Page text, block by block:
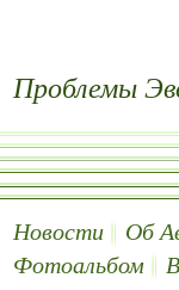
Проблемы
Новости
Об
Фотоальбом